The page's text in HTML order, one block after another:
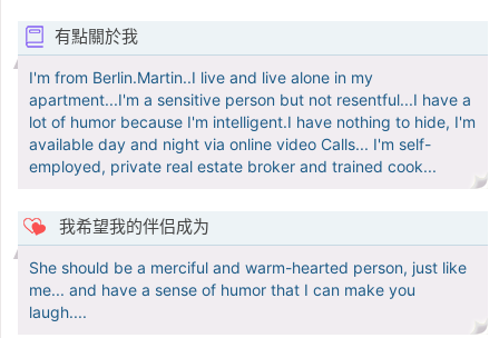
有點關於我
I'm from Berlin.Martin..I live and live alone in my
apartment...I'm a sensitive person but not resentful...I have a
lot of humor because I'm intelligent.I have nothing to hide, I'm
available day and night via online video Calls... I'm self-
employed, private real estate broker and trained cook...
我希望我的伴侣成为
She should be a merciful and warm-hearted person, just like
me... and have a sense of humor that I can make you
laugh....